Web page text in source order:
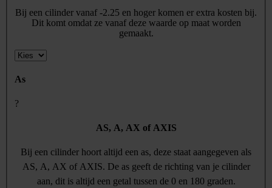
Bij een cilinder vanaf -2.25 en hoger komen er extra kosten bij.
Dit komt omdat ze vanaf deze waarde op maat worden
gemaakt.
As
?
AS, A, AX of AXIS
Bij een cilinder hoort altijd een as, deze staat aangegeven als
AS, A, AX of AXIS. De as geeft de richting van je cilinder
aan, dit is altijd een getal tussen de 0 en 180 graden.